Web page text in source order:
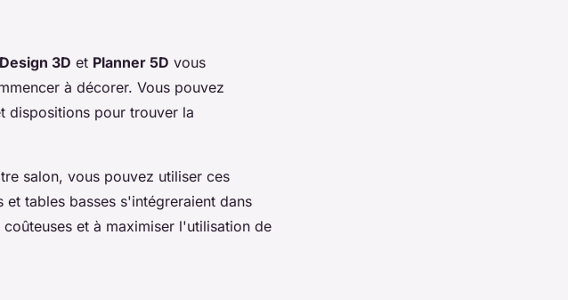
3D et Planner 5D vous
à décorer. Vous pouvez
dispositions pour trouver la
salon, vous pouvez utiliser ces
tables basses s'intégreraient dans
et à maximiser l'utilisation de